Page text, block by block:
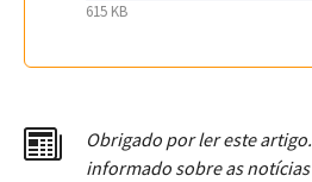
615 KB
Obrigado por ler este
informado sobre as